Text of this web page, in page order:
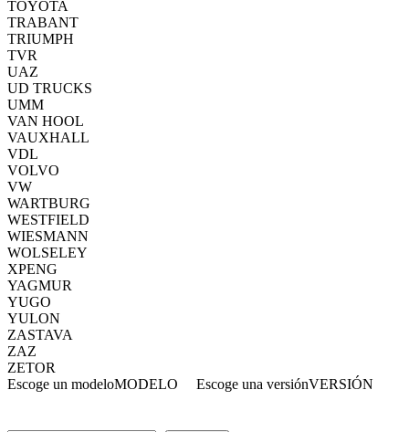
TOYOTA
TRABANT
TRIUMPH
TVR
UAZ
UD TRUCKS
UMM
VAN HOOL
VAUXHALL
VDL
VOLVO
VW
WARTBURG
WESTFIELD
WIESMANN
WOLSELEY
XPENG
YAGMUR
YUGO
YULON
ZASTAVA
ZAZ
ZETOR
Escoge un modeloMODELO Escoge una versiónVERSIÓN